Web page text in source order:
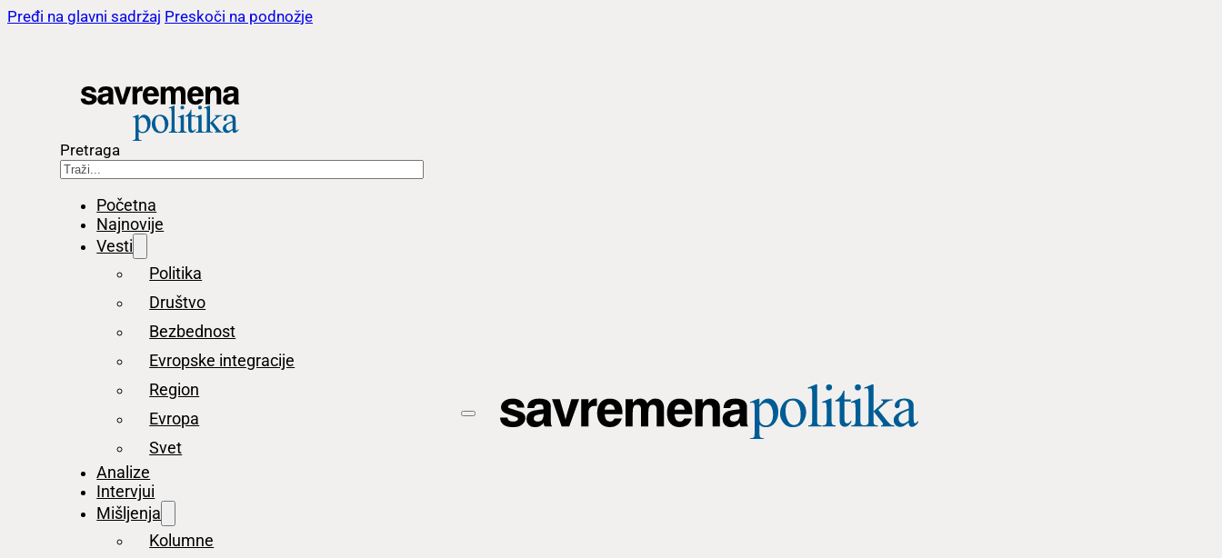
Pređi na glavni sadržaj Preskoči na podnožje
Pretraga
Početna
Najnovije
Vesti
Politika
Društvo
Bezbednost
Evropske integracije
Region
Evropa
Svet
Analize
Intervjui
Mišljenja
Kolumne